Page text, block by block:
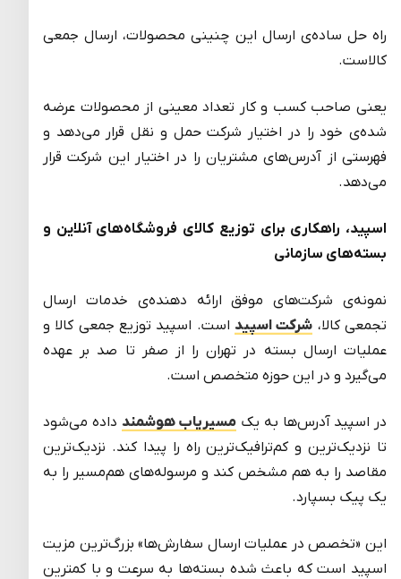
راه حل ساده‌ی ارسال این چنینی محصولات، ارسال جمعی
کالاست.
یعنی صاحب کسب و کار تعداد معینی از محصولات عرضه
شده‌ی خود را در اختیار شرکت حمل و نقل قرار می‌دهد و
فهرستی از آدرس‌های مشتریان را در اختیار این شرکت قرار
می‌دهد.
اسپید، راهکاری برای توزیع کالای فروشگاه‌های آنلاین و
بسته‌های سازمانی
نمونه‌ی شرکت‌های موفق ارائه دهنده‌ی خدمات ارسال
تجمعی کالا، شرکت اسپید است. اسپید توزیع جمعی کالا و
عملیات ارسال بسته در تهران را از صفر تا صد بر عهده
می‌گیرد و در این حوزه متخصص است.
در اسپید آدرس‌ها به یک مسیریاب هوشمند داده می‌شود
تا نزدیک‌ترین و کم‌ترافیک‌ترین راه را پیدا کند. نزدیک‌ترین
مقاصد را به هم مشخص کند و مرسوله‌های هم‌مسیر را به
یک پیک بسپارد.
این «تخصص در عملیات ارسال سفارش‌ها» بزرگ‌ترین مزیت
اسپید است که باعث شده بسته‌ها به سرعت و با کمترین